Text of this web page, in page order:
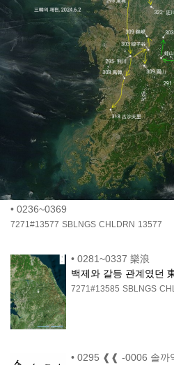
• 0236~0369
7271#13577 SBLNGS CHLDRN 13577
• 0281~0337 樂浪
백제와 갈등 관계였던
7271#13585 SBLNGS
• 0295 ❰❰ -0006 솔까